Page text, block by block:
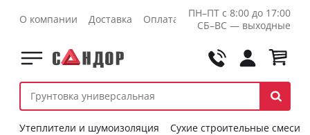
О компании Доставка Оплата Контакты Оптовикам
ПН–ПТ с 8:00 до 17:00
СБ–ВС — выходные
Утеплители и шумоизоляция Сухие строительные смеси